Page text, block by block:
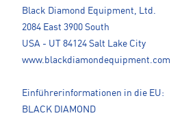
Black Diamond Equipment, Ltd.
2084 East 3900 South
USA - UT 84124 Salt Lake City
www.blackdiamondequipment.com
Einführerinformationen in die EU:
BLACK DIAMOND